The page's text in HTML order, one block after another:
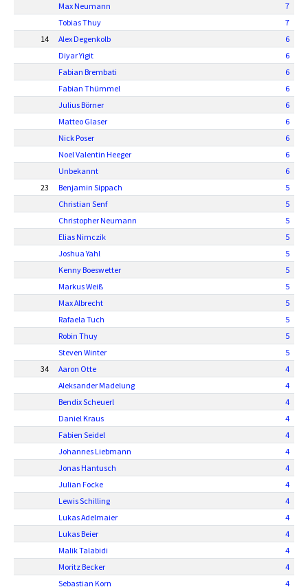
Max Neumann
7
Tobias Thuy
7
14
Alex Degenkolb
6
Diyar Yigit
6
Fabian Brembati
6
Fabian Thümmel
6
Julius Börner
6
Matteo Glaser
6
Nick Poser
6
Noel Valentin Heeger
6
Unbekannt
6
23
Benjamin Sippach
5
Christian Senf
5
Christopher Neumann
5
Elias Nimczik
5
Joshua Yahl
5
Kenny Boeswetter
5
Markus Weiß
5
Max Albrecht
5
Rafaela Tuch
5
Robin Thuy
5
Steven Winter
5
34
Aaron Otte
4
Aleksander Madelung
4
Bendix Scheuerl
4
Daniel Kraus
4
Fabien Seidel
4
Johannes Liebmann
4
Jonas Hantusch
4
Julian Focke
4
Lewis Schilling
4
Lukas Adelmaier
4
Lukas Beier
4
Malik Talabidi
4
Moritz Becker
4
Sebastian Korn
4